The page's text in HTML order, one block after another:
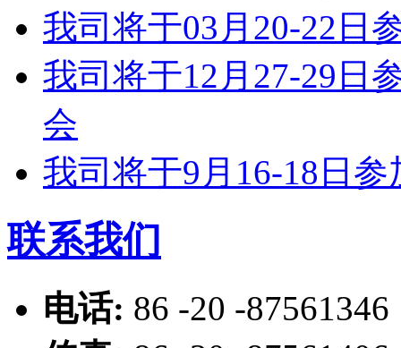
我司将于03月20-22日
我司将于12月27-29日
会
我司将于9月16-18日
联系我们
电话: 86 -20 -87561346